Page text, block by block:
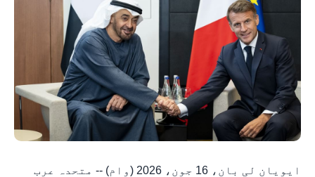
ایویان لی بان، 16 جون، 2026 (وام) -- متحدہ عرب